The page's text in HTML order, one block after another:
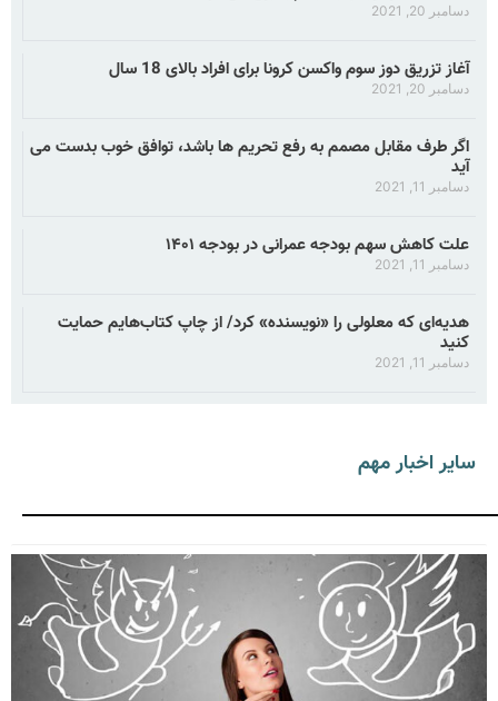
دسامبر 20, 2021
آغاز تزریق دوز سوم واکسن کرونا برای افراد بالای 18 سال
دسامبر 20, 2021
اگر طرف مقابل مصمم به رفع تحریم ها باشد، توافق خوب بدست می
آید
دسامبر 11, 2021
علت کاهش سهم بودجه عمرانی در بودجه ۱۴۰۱
دسامبر 11, 2021
هدیه‌ای که معلولی را «نویسنده» کرد/ از چاپ کتاب‌هایم حمایت
کنید
دسامبر 11, 2021
سایر اخبار مهم